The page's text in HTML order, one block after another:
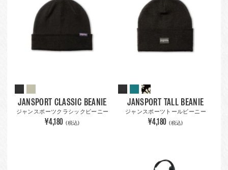
JANSPORT CLASSIC BEANIE
ジャンスポーツクラシックビーニー
¥4,180 (税込)
JANSPORT TALL BEANIE
ジャンスポーツトールビーニー
¥4,180 (税込)